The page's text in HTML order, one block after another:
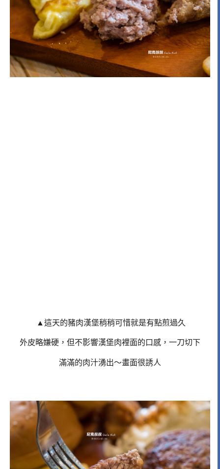
▲這天的豬肉漢堡稍稍可惜就是有點煎過久
外皮略嫌硬，但不影響漢堡肉裡面的口感，一刀切下
滿滿的肉汁湧出～畫面很誘人